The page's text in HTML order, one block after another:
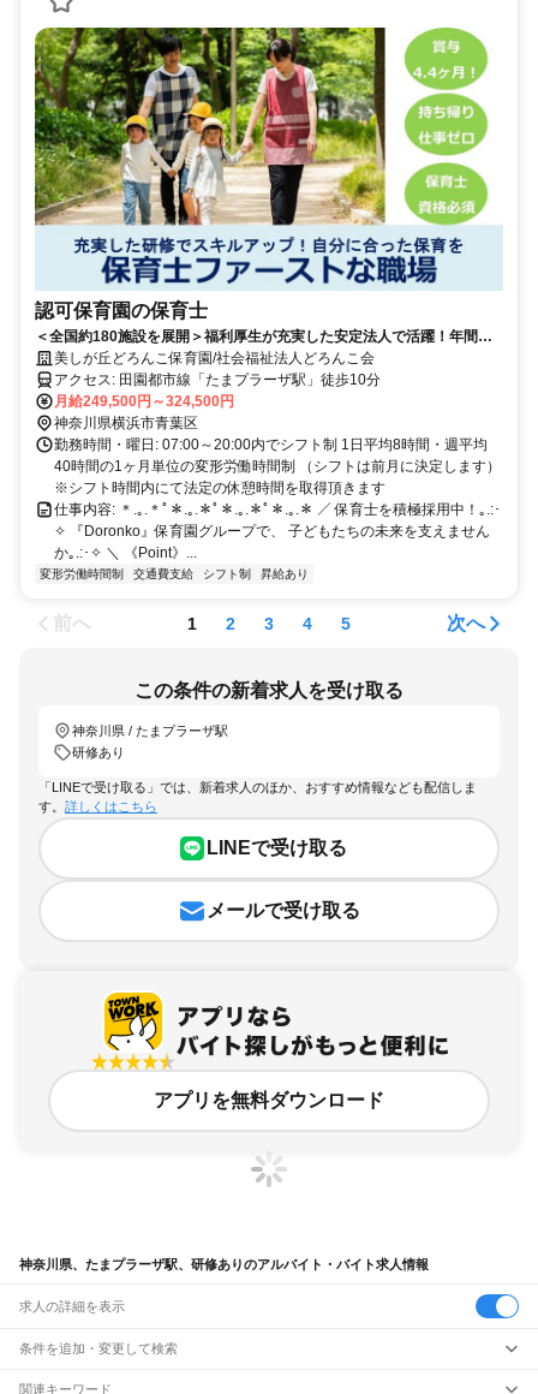
認可保育園の保育士
＜全国約180施設を展開＞福利厚生が充実した安定法人で活躍！年間休
日125日以上／賞与4.4ヶ月／海外研修完備
美しが丘どろんこ保育園/社会福祉法人どろんこ会
アクセス: 田園都市線「たまプラーザ駅」徒歩10分
月給249,500円～324,500円
神奈川県横浜市青葉区
勤務時間・曜日: 07:00～20:00内でシフト制 1日平均8時間・週平均
40時間の1ヶ月単位の変形労働時間制 （シフトは前月に決定します）
※シフト時間内にて法定の休憩時間を取得頂きます
仕事内容: ＊.｡.＊ﾟ＊.｡.＊ﾟ＊.｡.＊ﾟ＊.｡.＊ ／ 保育士を積極採用中！｡.:･
✧ 『Doronko』保育園グループで、 子どもたちの未来を支えません
か｡.:･✧ ＼ 《Point》...
変形労働時間制 交通費支給 シフト制 昇給あり
前へ 1 2 3 4 5 次へ
この条件の新着求人を受け取る
神奈川県 / たまプラーザ駅
研修あり
「LINEで受け取る」では、新着求人のほか、おすすめ情報なども配信しま
す。 詳しくはこちら
LINEで受け取る
メールで受け取る
アプリを無料ダウンロード
神奈川県、たまプラーザ駅、研修ありのアルバイト・バイト求人情報
求人の詳細を表示
条件を追加・変更して検索
市区町村を追加・変更
関連キーワード